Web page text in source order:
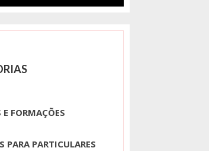
E FORMAÇÕES
PARA PARTICULARES